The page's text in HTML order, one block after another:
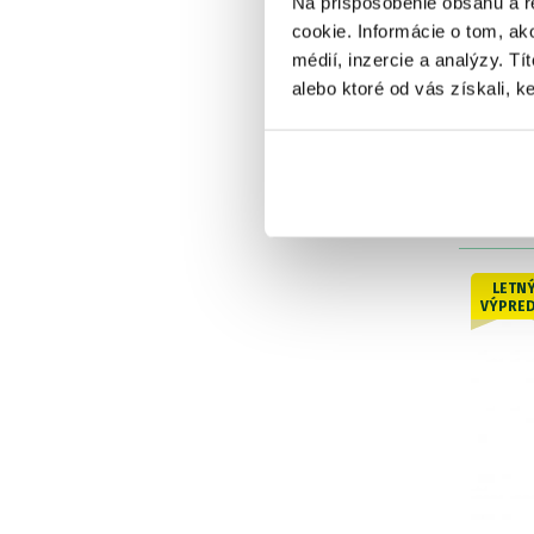
cookie. Informácie o tom,
médií, inzercie a analýzy.
alebo ktoré od vás získali,
Pirko